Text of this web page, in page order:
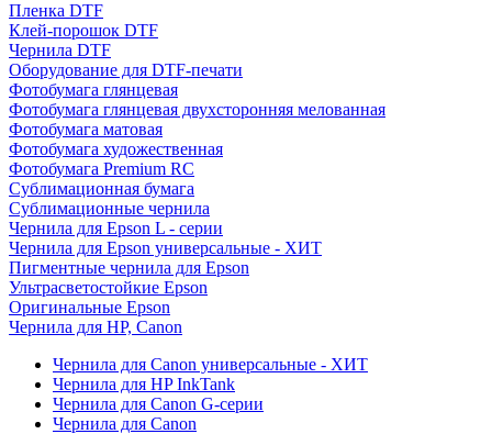
Пленка DTF
Клей-порошок DTF
Чернила DTF
Оборудование для DTF-печати
Фотобумага глянцевая
Фотобумага глянцевая двухсторонняя мелованная
Фотобумага матовая
Фотобумага художественная
Фотобумага Premium RC
Сублимационная бумага
Сублимационные чернила
Чернила для Epson L - серии
Чернила для Epson универсальные - ХИТ
Пигментные чернила для Epson
Ультрасветостойкие Epson
Оригинальные Epson
Чернила для HP, Canon
Чернила для Canon универсальные - ХИТ
Чернила для HP InkTank
Чернила для Canon G-серии
Чернила для Canon